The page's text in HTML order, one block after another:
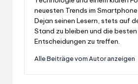
neuesten Trends im
Dejan seinen Lesern, stets auf
Stand zu bleiben und die besten
Entscheidungen zu treffen.
Alle Beiträge vom Autor anzeigen